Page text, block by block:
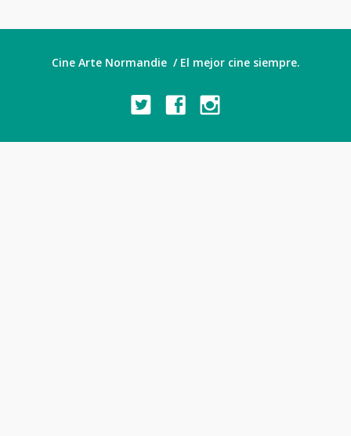
Cine Arte Normandie / El mejor cine siempre.